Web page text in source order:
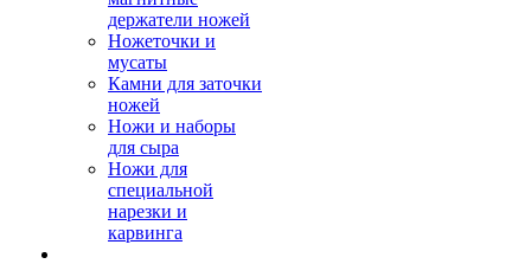
держатели ножей
Ножеточки и
мусаты
Камни для заточки
ножей
Ножи и наборы
для сыра
Ножи для
специальной
нарезки и
карвинга